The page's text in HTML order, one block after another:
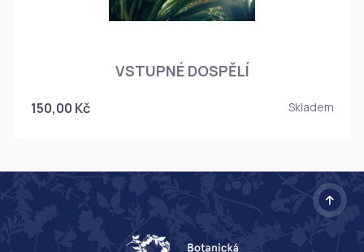
VSTUPNÉ DOSPĚLÍ
150,00 Kč Skladem